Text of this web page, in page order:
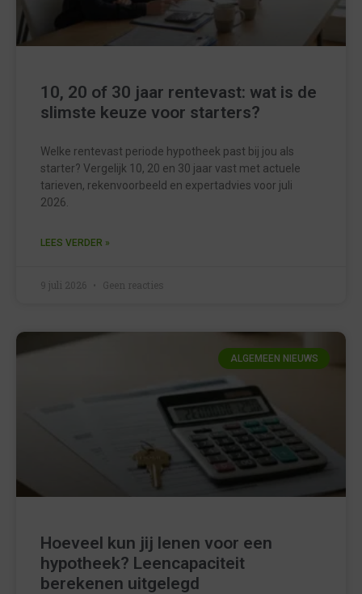
10, 20 of 30 jaar rentevast: wat is de
slimste keuze voor starters?
Welke rentevast periode hypotheek past bij jou als
starter? Vergelijk 10, 20 en 30 jaar vast met actuele
tarieven, rekenvoorbeeld en expertadvies voor juli
2026.
LEES VERDER »
9 juli 2026 Geen reacties
ALGEMEEN NIEUWS
Hoeveel kun jij lenen voor een
hypotheek? Leencapaciteit
berekenen uitgelegd